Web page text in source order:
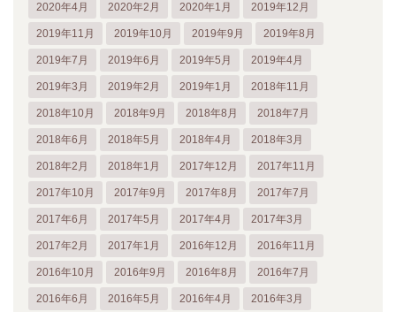
2020年4月 2020年2月 2020年1月 2019年12月
2019年11月 2019年10月 2019年9月 2019年8月
2019年7月 2019年6月 2019年5月 2019年4月
2019年3月 2019年2月 2019年1月 2018年11月
2018年10月 2018年9月 2018年8月 2018年7月
2018年6月 2018年5月 2018年4月 2018年3月
2018年2月 2018年1月 2017年12月 2017年11月
2017年10月 2017年9月 2017年8月 2017年7月
2017年6月 2017年5月 2017年4月 2017年3月
2017年2月 2017年1月 2016年12月 2016年11月
2016年10月 2016年9月 2016年8月 2016年7月
2016年6月 2016年5月 2016年4月 2016年3月